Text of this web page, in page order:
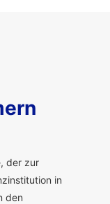
der zur
in
den